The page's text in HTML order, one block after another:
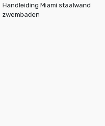
Handleiding Miami staalwand
zwembaden